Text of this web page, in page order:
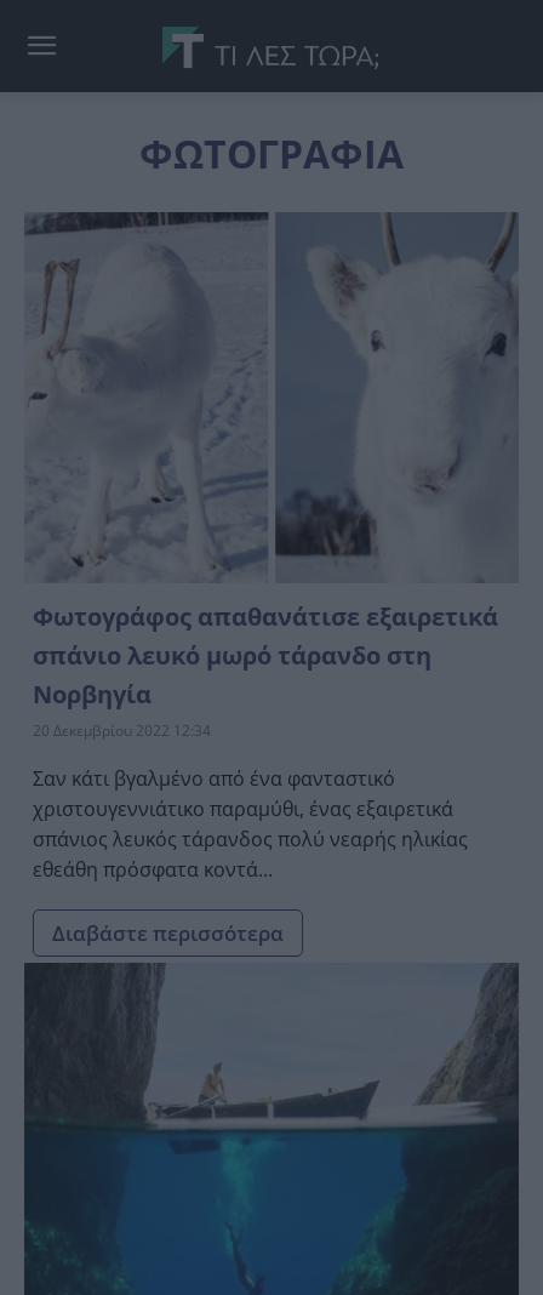
ΦΩΤΟΓΡΑΦΙΑ
Φωτογράφος απαθανάτισε εξαιρετικά
σπάνιο λευκό μωρό τάρανδο στη
Νορβηγία
20 Δεκεμβρίου 2022 12:34
Σαν κάτι βγαλμένο από ένα φανταστικό
χριστουγεννιάτικο παραμύθι, ένας εξαιρετικά
σπάνιος λευκός τάρανδος πολύ νεαρής ηλικίας
εθεάθη πρόσφατα κοντά...
Διαβάστε περισσότερα